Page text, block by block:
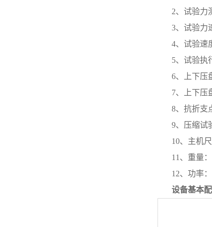
2、 试验力
3、 试验力
4、 试验速
5、 试验执
6、
上下
7、
上下压
8、 抗折支
9、 压缩试
10、 主机
11、 重量
12、 功率
设备基本